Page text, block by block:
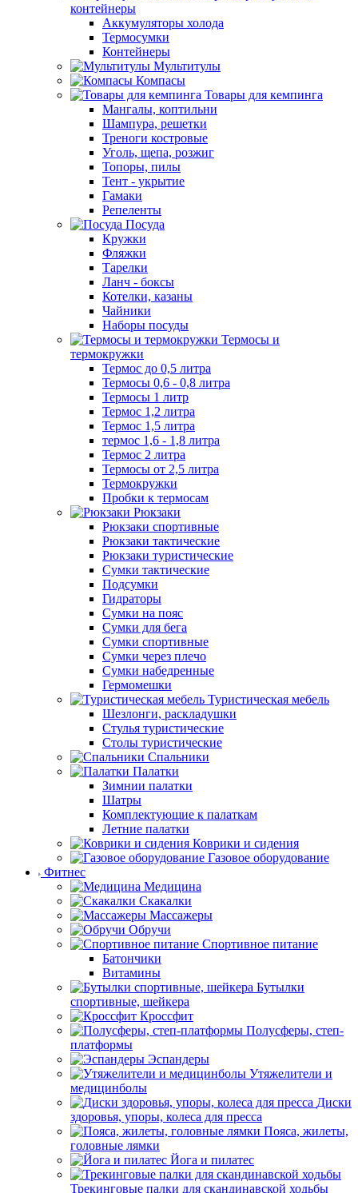
контейнеры
Аккумуляторы холода
Термосумки
Контейнеры
Мультитулы
Компасы
Товары для кемпинга
Мангалы, коптильни
Шампура, решетки
Треноги костровые
Уголь, щепа, розжиг
Топоры, пилы
Тент - укрытие
Гамаки
Репеленты
Посуда
Кружки
Фляжки
Тарелки
Ланч - боксы
Котелки, казаны
Чайники
Наборы посуды
Термосы и
термокружки
Термос до 0,5 литра
Термосы 0,6 - 0,8 литра
Термосы 1 литр
Термос 1,2 литра
Термос 1,5 литра
термос 1,6 - 1,8 литра
Термос 2 литра
Термосы от 2,5 литра
Термокружки
Пробки к термосам
Рюкзаки
Рюкзаки спортивные
Рюкзаки тактические
Рюкзаки туристические
Сумки тактические
Подсумки
Гидраторы
Сумки на пояс
Сумки для бега
Сумки спортивные
Сумки через плечо
Сумки набедренные
Гермомешки
Туристическая мебель
Шезлонги, раскладушки
Стулья туристические
Столы туристические
Спальники
Палатки
Зимнии палатки
Шатры
Комплектующие к палаткам
Летние палатки
Коврики и сидения
Газовое оборудование
Фитнес
Медицина
Скакалки
Массажеры
Обручи
Спортивное питание
Батончики
Витамины
Бутылки
спортивные, шейкера
Кроссфит
Полусферы, степ-
платформы
Эспандеры
Утяжелители и
медицинболы
Диски
здоровья, упоры, колеса для пресса
Пояса, жилеты,
головные лямки
Йога и пилатес
Трекинговые палки для скандинавской ходьбы